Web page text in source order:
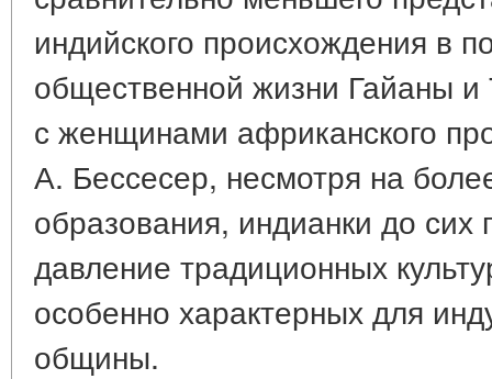
индийского происхождения в
общественной жизни Гайаны
с женщинами африканского
А. Бессесер, несмотря на
образования, индианки до
давление традиционных
особенно характерных для
общины.